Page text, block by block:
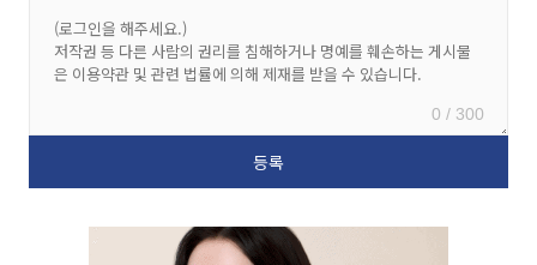
0 / 300